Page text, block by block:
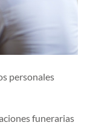
personales
funerarias